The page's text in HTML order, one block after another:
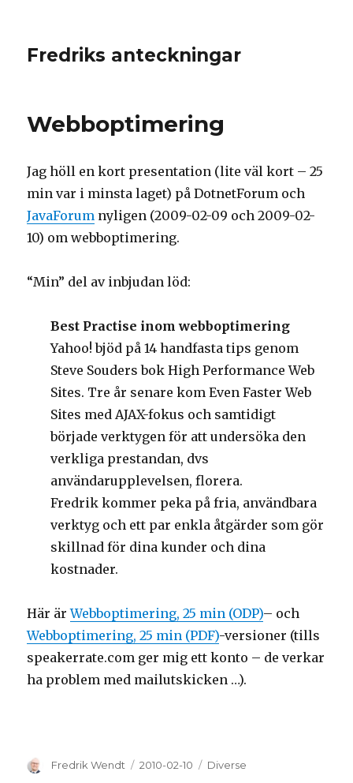
Fredriks anteckningar
Webboptimering
Jag höll en kort presentation (lite väl kort – 25
min var i minsta laget) på DotnetForum och
JavaForum nyligen (2009-02-09 och 2009-02-
10) om webboptimering.
“Min” del av inbjudan löd:
Best Practise inom webboptimering
Yahoo! bjöd på 14 handfasta tips genom
Steve Souders bok High Performance Web
Sites. Tre år senare kom Even Faster Web
Sites med AJAX-fokus och samtidigt
började verktygen för att undersöka den
verkliga prestandan, dvs
användarupplevelsen, florera.
Fredrik kommer peka på fria, användbara
verktyg och ett par enkla åtgärder som gör
skillnad för dina kunder och dina
kostnader.
Här ärWebboptimering, 25 min (ODP)– och
Webboptimering, 25 min (PDF)-versioner (tills
speakerrate.com ger mig ett konto – de verkar
ha problem med mailutskicken …).
Author
Fredrik Wendt
Posted
2010-02-10 Categories
Diverse